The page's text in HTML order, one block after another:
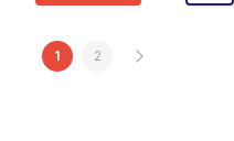
1 2